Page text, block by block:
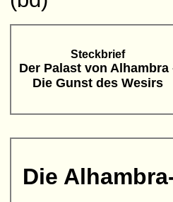
Steckbrief
Der Palast von Alhambra
Die Gunst des Wesirs
Die